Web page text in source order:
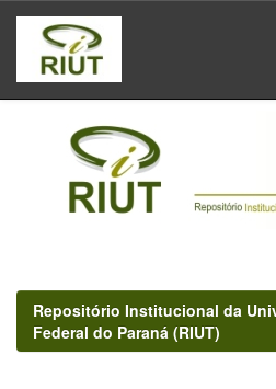
Skip
navigation
Repositório Institucional da
Federal do Paraná (RIUT)